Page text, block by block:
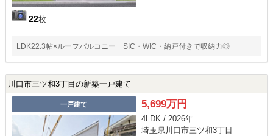
22枚
LDK22.3帖×ルーフバルコニー SIC・WIC・納戸付きで収納力◎
川口市三ツ和3丁目の新築一戸建て
一戸建て 5,699万円
4LDK / 2026年
埼玉県川口市三ツ和3丁目